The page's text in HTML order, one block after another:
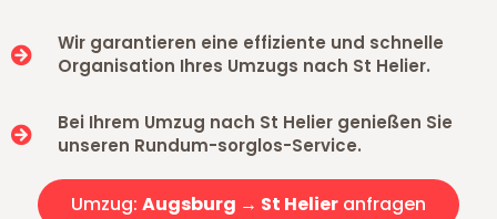
Wir garantieren eine effiziente und schnelle
Organisation Ihres Umzugs nach St Helier.
Bei Ihrem Umzug nach St Helier genießen Sie
unseren Rundum-sorglos-Service.
Umzug: Augsburg → St Helier anfragen